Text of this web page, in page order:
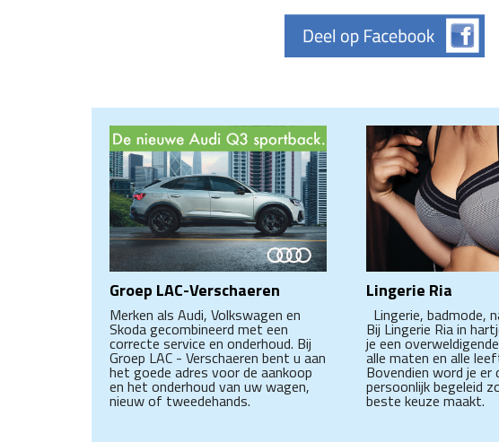
Groep LAC-Verschaeren
Merken als Audi, Volkswagen en
Skoda gecombineerd met een
correcte service en onderhoud. Bij
Groep LAC - Verschaeren bent u aan
het goede adres voor de aankoop
en het onderhoud van uw wagen,
nieuw of tweedehands.
Lingerie Ria
Lingerie, badmode,
Bij Lingerie Ria in
je een
alle maten en alle
Bovendien word je er
persoonlijk begeleid
beste keuze maakt.